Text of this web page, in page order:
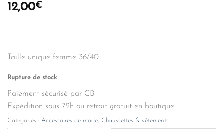
12,00€
Taille unique femme 36/40
Rupture de stock
Paiement sécurisé par CB.
Expédition sous 72h ou retrait gratuit en boutique.
Catégories : Accessoires de mode, Chaussettes & vêtements